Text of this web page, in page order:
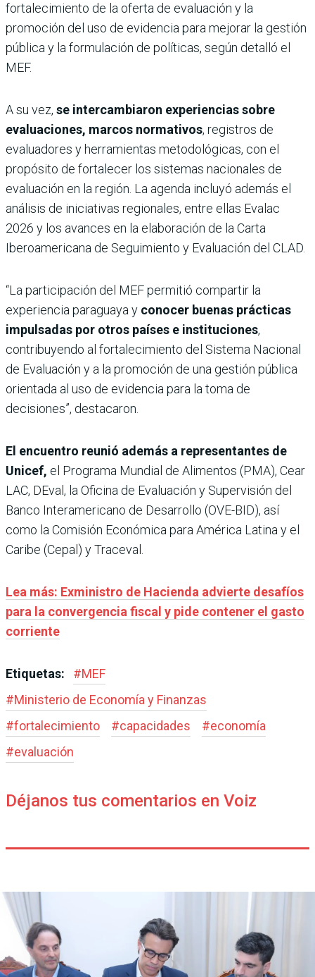
fortalecimiento de la oferta de evaluación y la
promoción del uso de evidencia para mejorar la gestión
pública y la formulación de políticas, según detalló el
MEF.
A su vez, se intercambiaron experiencias sobre
evaluaciones, marcos normativos, registros de
evaluadores y herramientas metodológicas, con el
propósito de fortalecer los sistemas nacionales de
evaluación en la región. La agenda incluyó además el
análisis de iniciativas regionales, entre ellas Evalac
2026 y los avances en la elaboración de la Carta
Iberoamericana de Seguimiento y Evaluación del CLAD.
“La participación del MEF permitió compartir la
experiencia paraguaya y conocer buenas prácticas
impulsadas por otros países e instituciones,
contribuyendo al fortalecimiento del Sistema Nacional
de Evaluación y a la promoción de una gestión pública
orientada al uso de evidencia para la toma de
decisiones”, destacaron.
El encuentro reunió además a representantes de
Unicef, el Programa Mundial de Alimentos (PMA), Cear
LAC, DEval, la Oficina de Evaluación y Supervisión del
Banco Interamericano de Desarrollo (OVE-BID), así
como la Comisión Económica para América Latina y el
Caribe (Cepal) y Traceval.
Lea más: Exministro de Hacienda advierte desafíos
para la convergencia fiscal y pide contener el gasto
corriente
Etiquetas: #MEF
#Ministerio de Economía y Finanzas
#fortalecimiento #capacidades #economía
#evaluación
Déjanos tus comentarios en Voiz